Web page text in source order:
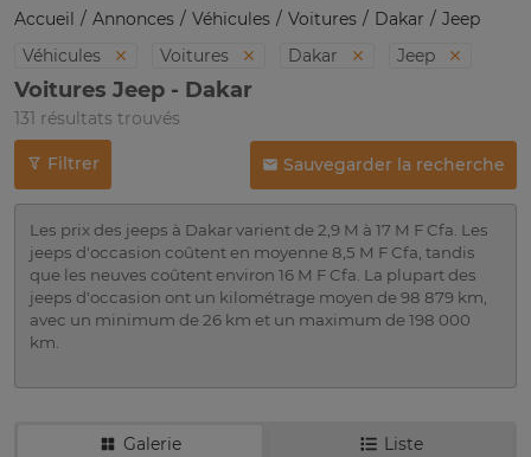
Accueil Annonces Véhicules Voitures Dakar
Jeep
Véhicules
Voitures Dakar Jeep
Voitures Jeep - Dakar
131 résultats trouvés
Filtrer Sauvegarder la recherche
Les prix des jeeps à Dakar varient de 2,9 M à 17 M F Cfa. Les
jeeps d'occasion coûtent en moyenne 8,5 M F Cfa, tandis
que les neuves coûtent environ 16 M F Cfa. La plupart des
jeeps d'occasion ont un kilométrage moyen de 98 879 km,
avec un minimum de 26 km et un maximum de 198 000
km.
Galerie Liste